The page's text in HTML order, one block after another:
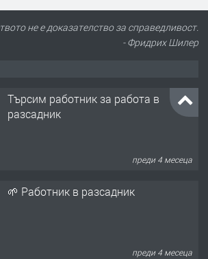
не е доказателство за справедливост.
- Фридрих Шилер
Търсим работник за работа в
разсадник
преди 4 месеца
🌱 Работник в разсадник
преди 4 месеца